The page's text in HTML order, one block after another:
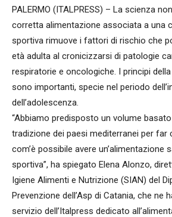
PALERMO (ITALPRESS) – La scienza
corretta alimentazione associata a una
sportiva rimuove i fattori di rischio che
età adulta al cronicizzarsi di patologie
respiratorie e oncologiche. I principi
sono importanti, specie nel periodo
dell’adolescenza.
“Abbiamo predisposto un volume
tradizione dei paesi mediterranei per far
com’è possibile avere un’alimentazione
sportiva”, ha spiegato Elena Alonzo,
Igiene Alimenti e Nutrizione (SIAN) del
Prevenzione dell’Asp di Catania, che ne
servizio dell’Italpress dedicato